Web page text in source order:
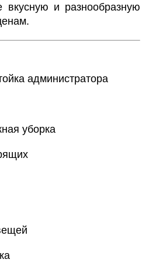
вкусную и разнообразную
администратора
уборка